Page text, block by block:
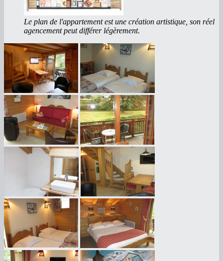
Le plan de l'appartement est une création artistique, son réel
agencement peut différer légèrement.